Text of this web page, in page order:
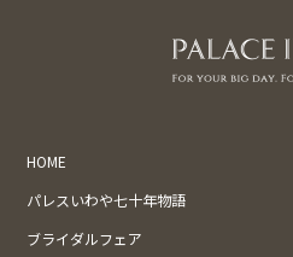
HOME
パレスいわや七十年物語
ブライダルフェア